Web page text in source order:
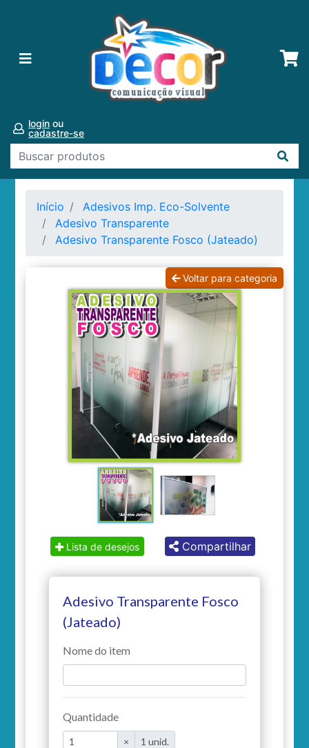
login ou
cadastre-se
Início
Adesivos Imp. Eco-Solvente
Adesivo Transparente
Adesivo Transparente Fosco (Jateado)
Voltar para categoria
Lista de desejos Compartilhar
Adesivo Transparente Fosco
(Jateado)
Nome do item
Quantidade
× 1 unid.